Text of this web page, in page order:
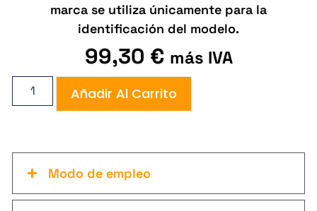
marca se utiliza únicamente para la
identificación del modelo.
99,30 € más IVA
Añadir Al Carrito
Modo de empleo